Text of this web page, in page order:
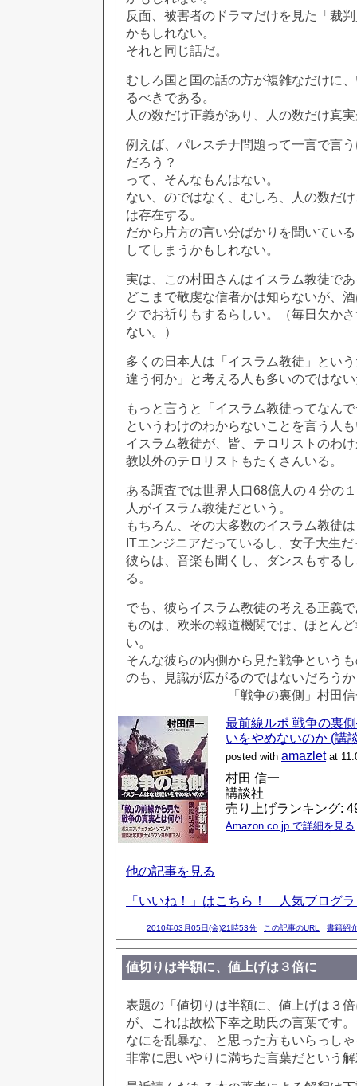
反面、被害者のドラマだけを見た「裁
かもしれない。
それと同じ話だ。
むしろ国と国の話の方が複雑なだけに
るべきである。
人の数だけ正義があり、人の数だけ真
例えば、パレスチナ問題って一言で言
だろう？
って、そんなもんはない。
ない、のではなく、むしろ、人の数だ
は存在する。
だから片方の言い分ばかりを聞いてい
してしまうかもしれない。
実は、この村田さんはイスラム教徒で
どこまで敬虔な信者かは知らないが、
クでお祈りもするらしい。（毎日欠か
ない。）
多くの日本人は「イスラム教徒」とい
違う何か」と考える人も多いのではな
もっと言うと「イスラム教徒ってなん
というわけのわからないことを言う人
イスラム教徒が、皆、テロリストのわ
教以外のテロリストもたくさんいる。
ある調査では世界人口68億人の４分の
人がイスラム教徒だという。
もちろん、その大多数のイスラム教徒
ITエンジニアだっているし、女子大生
彼らは、音楽も聞くし、ダンスもする
る。
でも、彼らイスラム教徒の考える正義
ものは、欧米の報道機関では、ほとん
い。
そんな彼らの内側から見た戦争という
のも、見識が広がるのではないだろう
「戦争の裏側」村田信
最前線ルポ 戦争の裏
いをやめないのか (講
posted with amazletat
村田 信一
講談社
売り上げランキング:
Amazon.co.jp で詳細を見る
他の記事を見る
「いいね！」はこちら！ 人気ブログ
2010年03月05日(金)21時53分 この記事のURL 書籍紹
値切りは半額に、値上げは３倍に
表題の「値切りは半額に、値上げは３
が、これは故松下幸之助氏の言葉です。
なにを乱暴な、と思った方もいらっし
非常に思いやりに満ちた言葉だという